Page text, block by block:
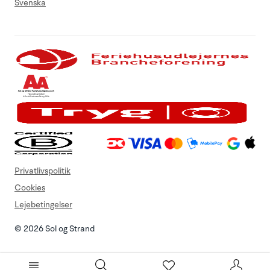
Svenska
© 2026 Sol og Strand
Privatlivspolitik
Cookies
Lejebetingelser